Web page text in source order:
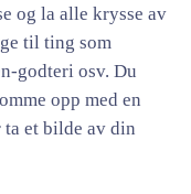
og la alle krysse av
til ting som
godteri osv. Du
opp med en
et bilde av din